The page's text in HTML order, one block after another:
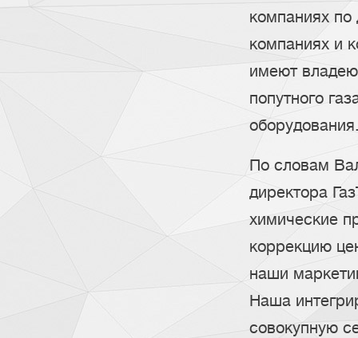
компаниях по
компаниях и
имеют
попутного
По словам
директора
химические
коррекцию
наши
Наша
совокупную